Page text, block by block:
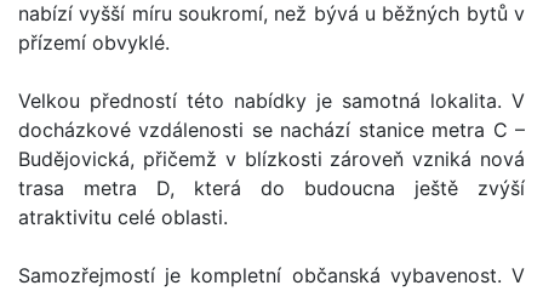
nabízí vyšší míru soukromí, než bývá u běžných bytů v
přízemí obvyklé.
Velkou předností této nabídky je samotná lokalita. V
docházkové vzdálenosti se nachází stanice metra C –
Budějovická, přičemž v blízkosti zároveň vzniká nová
trasa metra D, která do budoucna ještě zvýší
atraktivitu celé oblasti.
Samozřejmostí je kompletní občanská vybavenost. V